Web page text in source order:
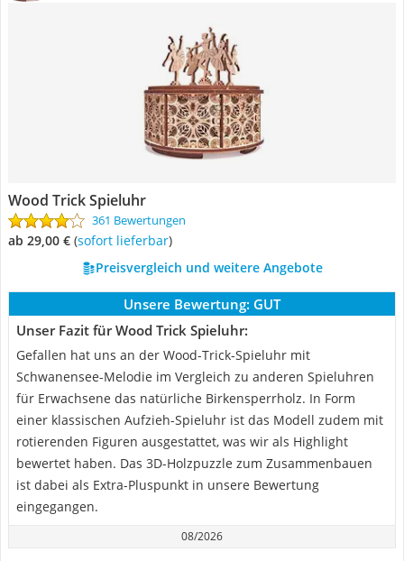
Wood Trick Spieluhr
361 Bewertungen
ab 29,00 € ( Sofort lieferbar)
Preisvergleich und weitere Angebote
Unsere Bewertung: GUT
Unser Fazit für Wood Trick Spieluhr:
Gefallen hat uns an der Wood-Trick-Spieluhr mit
Schwanensee-Melodie im Vergleich zu anderen Spieluhren
für Erwachsene das natürliche Birkensperrholz. In Form
einer klassischen Aufzieh-Spieluhr ist das Modell zudem mit
rotierenden Figuren ausgestattet, was wir als Highlight
bewertet haben. Das 3D-Holzpuzzle zum Zusammenbauen
ist dabei als Extra-Pluspunkt in unsere Bewertung
eingegangen.
08/2026